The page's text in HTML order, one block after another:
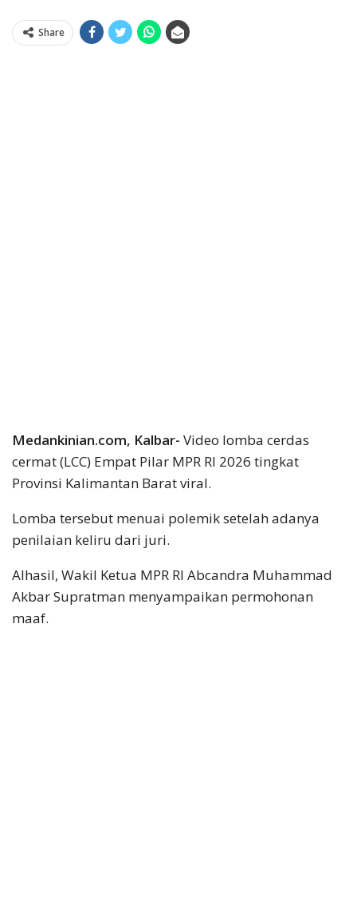
Share
Medankinian.com, Kalbar- Video lomba cerdas
cermat (LCC) Empat Pilar MPR RI 2026 tingkat
Provinsi Kalimantan Barat viral.
Lomba tersebut menuai polemik setelah adanya
penilaian keliru dari juri.
Alhasil, Wakil Ketua MPR RI Abcandra Muhammad
Akbar Supratman menyampaikan permohonan
maaf.